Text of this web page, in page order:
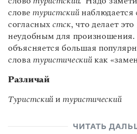
неудобным для произношения.
объясняется большая
словатуристическийкак
Различай
ЧИТАТЬ
сказать тост